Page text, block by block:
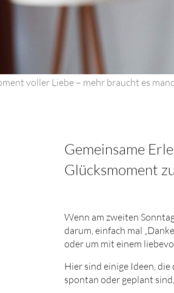
voller Liebe – mehr braucht es
Gemeinsame
Glücksmoment
Wenn am zweiten
darum, einfach mal
oder um mit einem
Hier sind einige Ideen, die
spontan oder geplant